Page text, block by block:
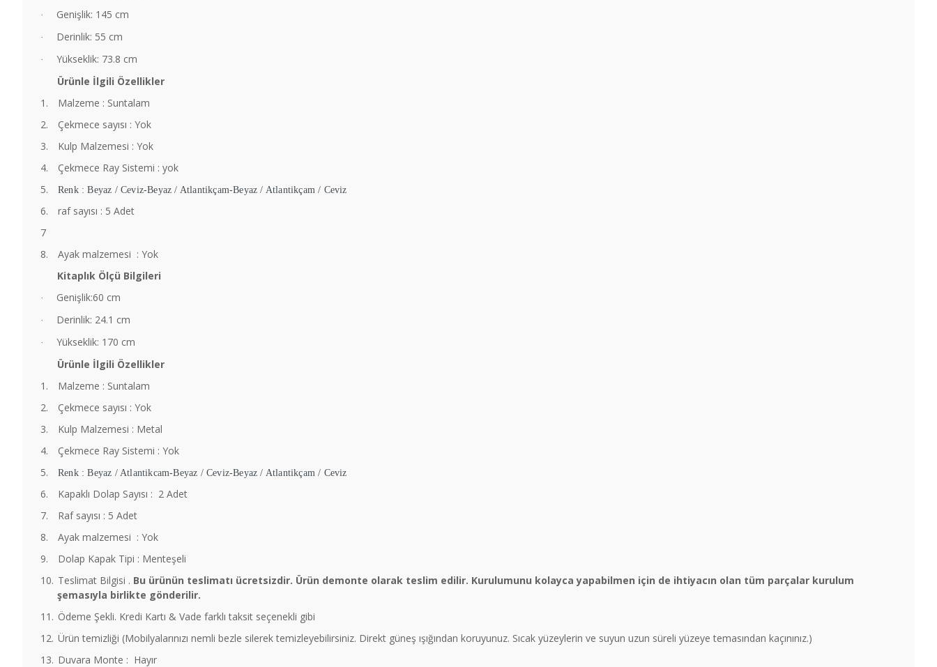
· Genişlik: 145 cm
· Derinlik: 55 cm
·
Yükseklik: 73.8 cm
Ürünle İlgili Özellikler
1.
Malzeme : Suntalam
2.
Çekmece sayısı : Yok
3.
Kulp Malzemesi : Yok
4.
Çekmece Ray Sistemi : yok
5.
Renk : Beyaz / Ceviz-Beyaz / Atlantikçam-Beyaz / Atlantikçam / Ceviz
6.
raf sayısı : 5 Adet
7
8.
Ayak malzemesi : Yok
Kitaplık Ölçü Bilgileri
· Genişlik:60 cm
· Derinlik: 24.1 cm
·
Yükseklik: 170 cm
Ürünle İlgili Özellikler
1.
Malzeme : Suntalam
2.
Çekmece sayısı : Yok
3.
Kulp Malzemesi : Metal
4.
Çekmece Ray Sistemi : Yok
5.
Renk : Beyaz / Atlantikcam-Beyaz / Ceviz-Beyaz / Atlantikçam / Ceviz
6.
Kapaklı Dolap Sayısı : 2 Adet
7.
Raf sayısı : 5 Adet
8.
Ayak malzemesi : Yok
9.
Dolap Kapak Tipi : Menteşeli
10. Teslimat Bilgisi . Bu ürünün teslimatı ücretsizdir. Ürün demonte olarak teslim edilir. Kurulumunu kolayca yapabilmen için de ihtiyacın olan tüm parçalar kurulum
şemasıyla birlikte gönderilir.
11. Ödeme Şekli. Kredi Kartı & Vade farklı taksit seçenekli gibi
12. Ürün temizliği (Mobilyalarınızı nemli bezle silerek temizleyebilirsiniz. Direkt güneş ışığından koruyunuz. Sıcak yüzeylerin ve suyun uzun süreli yüzeye temasından kaçınınız.)
13. Duvara Monte : Hayır